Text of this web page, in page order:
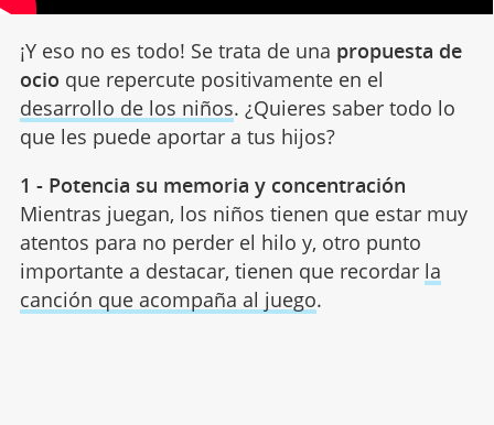
¡Y eso no es todo! Se trata de una propuesta de
ocio que repercute positivamente en el
desarrollo de los niños. ¿Quieres saber todo lo
que les puede aportar a tus hijos?
1 - Potencia su memoria y concentración
Mientras juegan, los niños tienen que estar muy
atentos para no perder el hilo y, otro punto
importante a destacar, tienen que recordar la
canción que acompaña al juego.